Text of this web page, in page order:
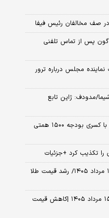
صف مخالفان رئیس فیفا
پس از تماس تلفنی
مجلس درباره ترور
مدودف: ژاپن تابع
یوسف پزشکیان: دولت چهاردهم کشور را با کسری بودجه ۱۵۰۰ همتی
را تکذیب کرد +جزئیات
نرخ ارز دلار، طلا و یورو امروز پنجشنبه ۱۵ مرداد ۱۴۰۵/ رشد قیمت طلا
قیمت دلار، یورو و درهم امروز پنجشنبه ۱۵ مرداد ۱۴۰۵ |کاهش قیمت